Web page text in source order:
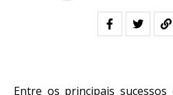
Entre os principais